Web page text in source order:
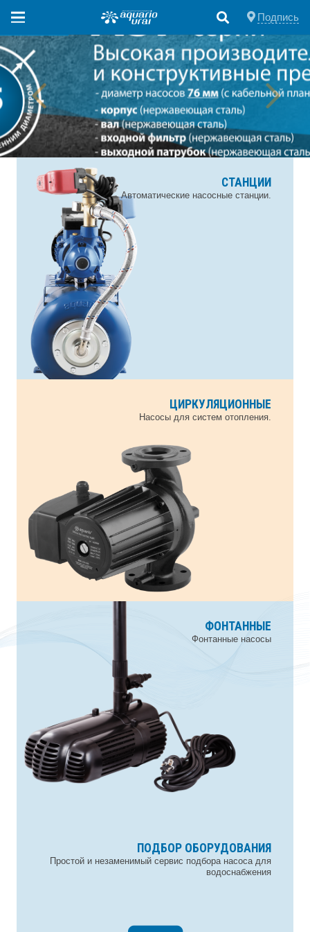
Подпись
СТАНЦИИ
Автоматические насосные станции.
СКВАЖИННЫЕ
Насосы для скважин 3" 3.5" 4" и колодцев.
ПОВЕРХНОСТНЫЕ
Вихревые. Центробежные. Моноблочные.
НАСОСЫ-АВТОМАТЫ
Насосы с многофункциональным блоком управления
ЦИРКУЛЯЦИОННЫЕ
Насосы для систем отопления.
ДРЕНАЖНЫЕ
Дренажные и фекальные насосы
ПОВЫСИТЕЛЬНЫЕ
Насосы для повышения давления
ФОНТАННЫЕ
Фонтанные насосы
КОМПЛЕКТУЮЩИЕ
Все, что нужно для водоснабжения
ПОДБОР ОБОРУДОВАНИЯ
Простой и незаменимый сервис подбора насоса для
водоснабжения